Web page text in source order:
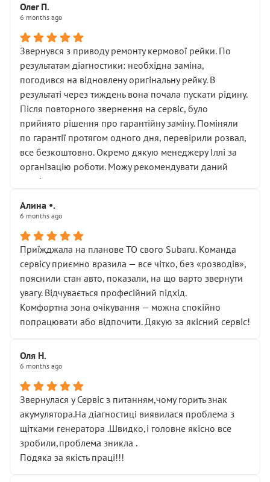
Олег П.
6 months ago
Звернувся з приводу ремонту кермової рейки. По
результатам діагностики: необхідна заміна,
погодився на відновлену оригінальну рейку. В
результаті через тиждень вона почала пускати рідину.
Після повторного звернення на сервіс, було
прийнято рішення про гарантійну заміну. Поміняли
по гарантії протягом одного дня, перевірили розвал,
все безкоштовно. Окремо дякую менеджеру Іллі за
організацію роботи. Можу рекомендувати даний
сервіс.
Алина •.
6 months ago
Приїжджала на планове ТО свого Subaru. Команда
сервісу приємно вразила — все чітко, без «розводів»,
пояснили стан авто, показали, на що варто звернути
увагу. Відчувається професійний підхід.
Комфортна зона очікування — можна спокійно
попрацювати або відпочити. Дякую за якісний сервіс!
Оля Н.
6 months ago
Звернулася у Сервіс з питанням,чому горить знак
акумулятора.На діагностиці виявилася проблема з
щітками генератора .Швидко,і головне якісно все
зробили,проблема зникла .
Подяка за якість праці!!!